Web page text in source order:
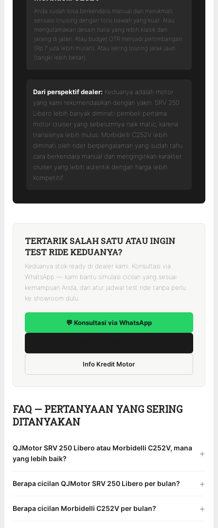
Anda sudah bisa berkendara manual dan menikmati
sensasi cruising dengan torsi bawah yang kuat. Atau
mengutamakan desain Italia yang lebih klasik dan
jarang di jalan. Atau budget OTR menjadi pertimbangan
(Rp 7 juta lebih murah). Atau sering touring jarak jauh
(tangki lebih besar).
Dari perspektif dealer: Keduanya adalah motor
yang kami rekomendasikan dengan yakin. SRV 250
Libero lebih banyak diminati pembeli pertama
motor cruiser yang sebelumnya naik matic, karena
transisinya lebih mulus. Morbidelli C252V lebih
diminati oleh rider berpengalaman yang sudah tahu
cara berkendara manual dan menginginkan karakter
cruiser yang lebih autentik dengan harga lebih
kompetitif.
TERTARIK SALAH SATU ATAU INGIN
TEST RIDE KEDUANYA?
Keduanya stok ready di dealer kami. Konsultasi via
WhatsApp — kami bantu simulasi cicilan yang sesuai
kemampuan Anda, dan atur jadwal test ride tanpa perlu
ke showroom dulu.
💬 Konsultasi via WhatsApp
Info Kredit Motor
FAQ — PERTANYAAN YANG SERING
DITANYAKAN
QJMotor SRV 250 Libero atau Morbidelli C252V, mana
yang lebih baik?
Berapa cicilan QJMotor SRV 250 Libero per bulan?
Berapa cicilan Morbidelli C252V per bulan?